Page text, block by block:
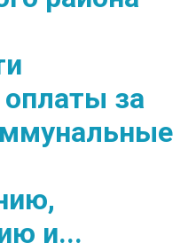
за
и...